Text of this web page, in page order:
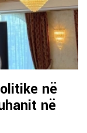
në
në